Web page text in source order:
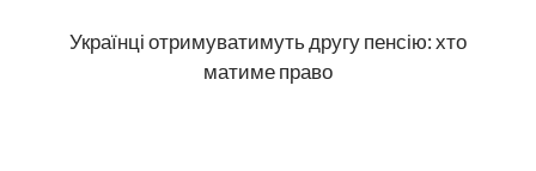
Українці отримуватимуть другу пенсію: хто
матиме право